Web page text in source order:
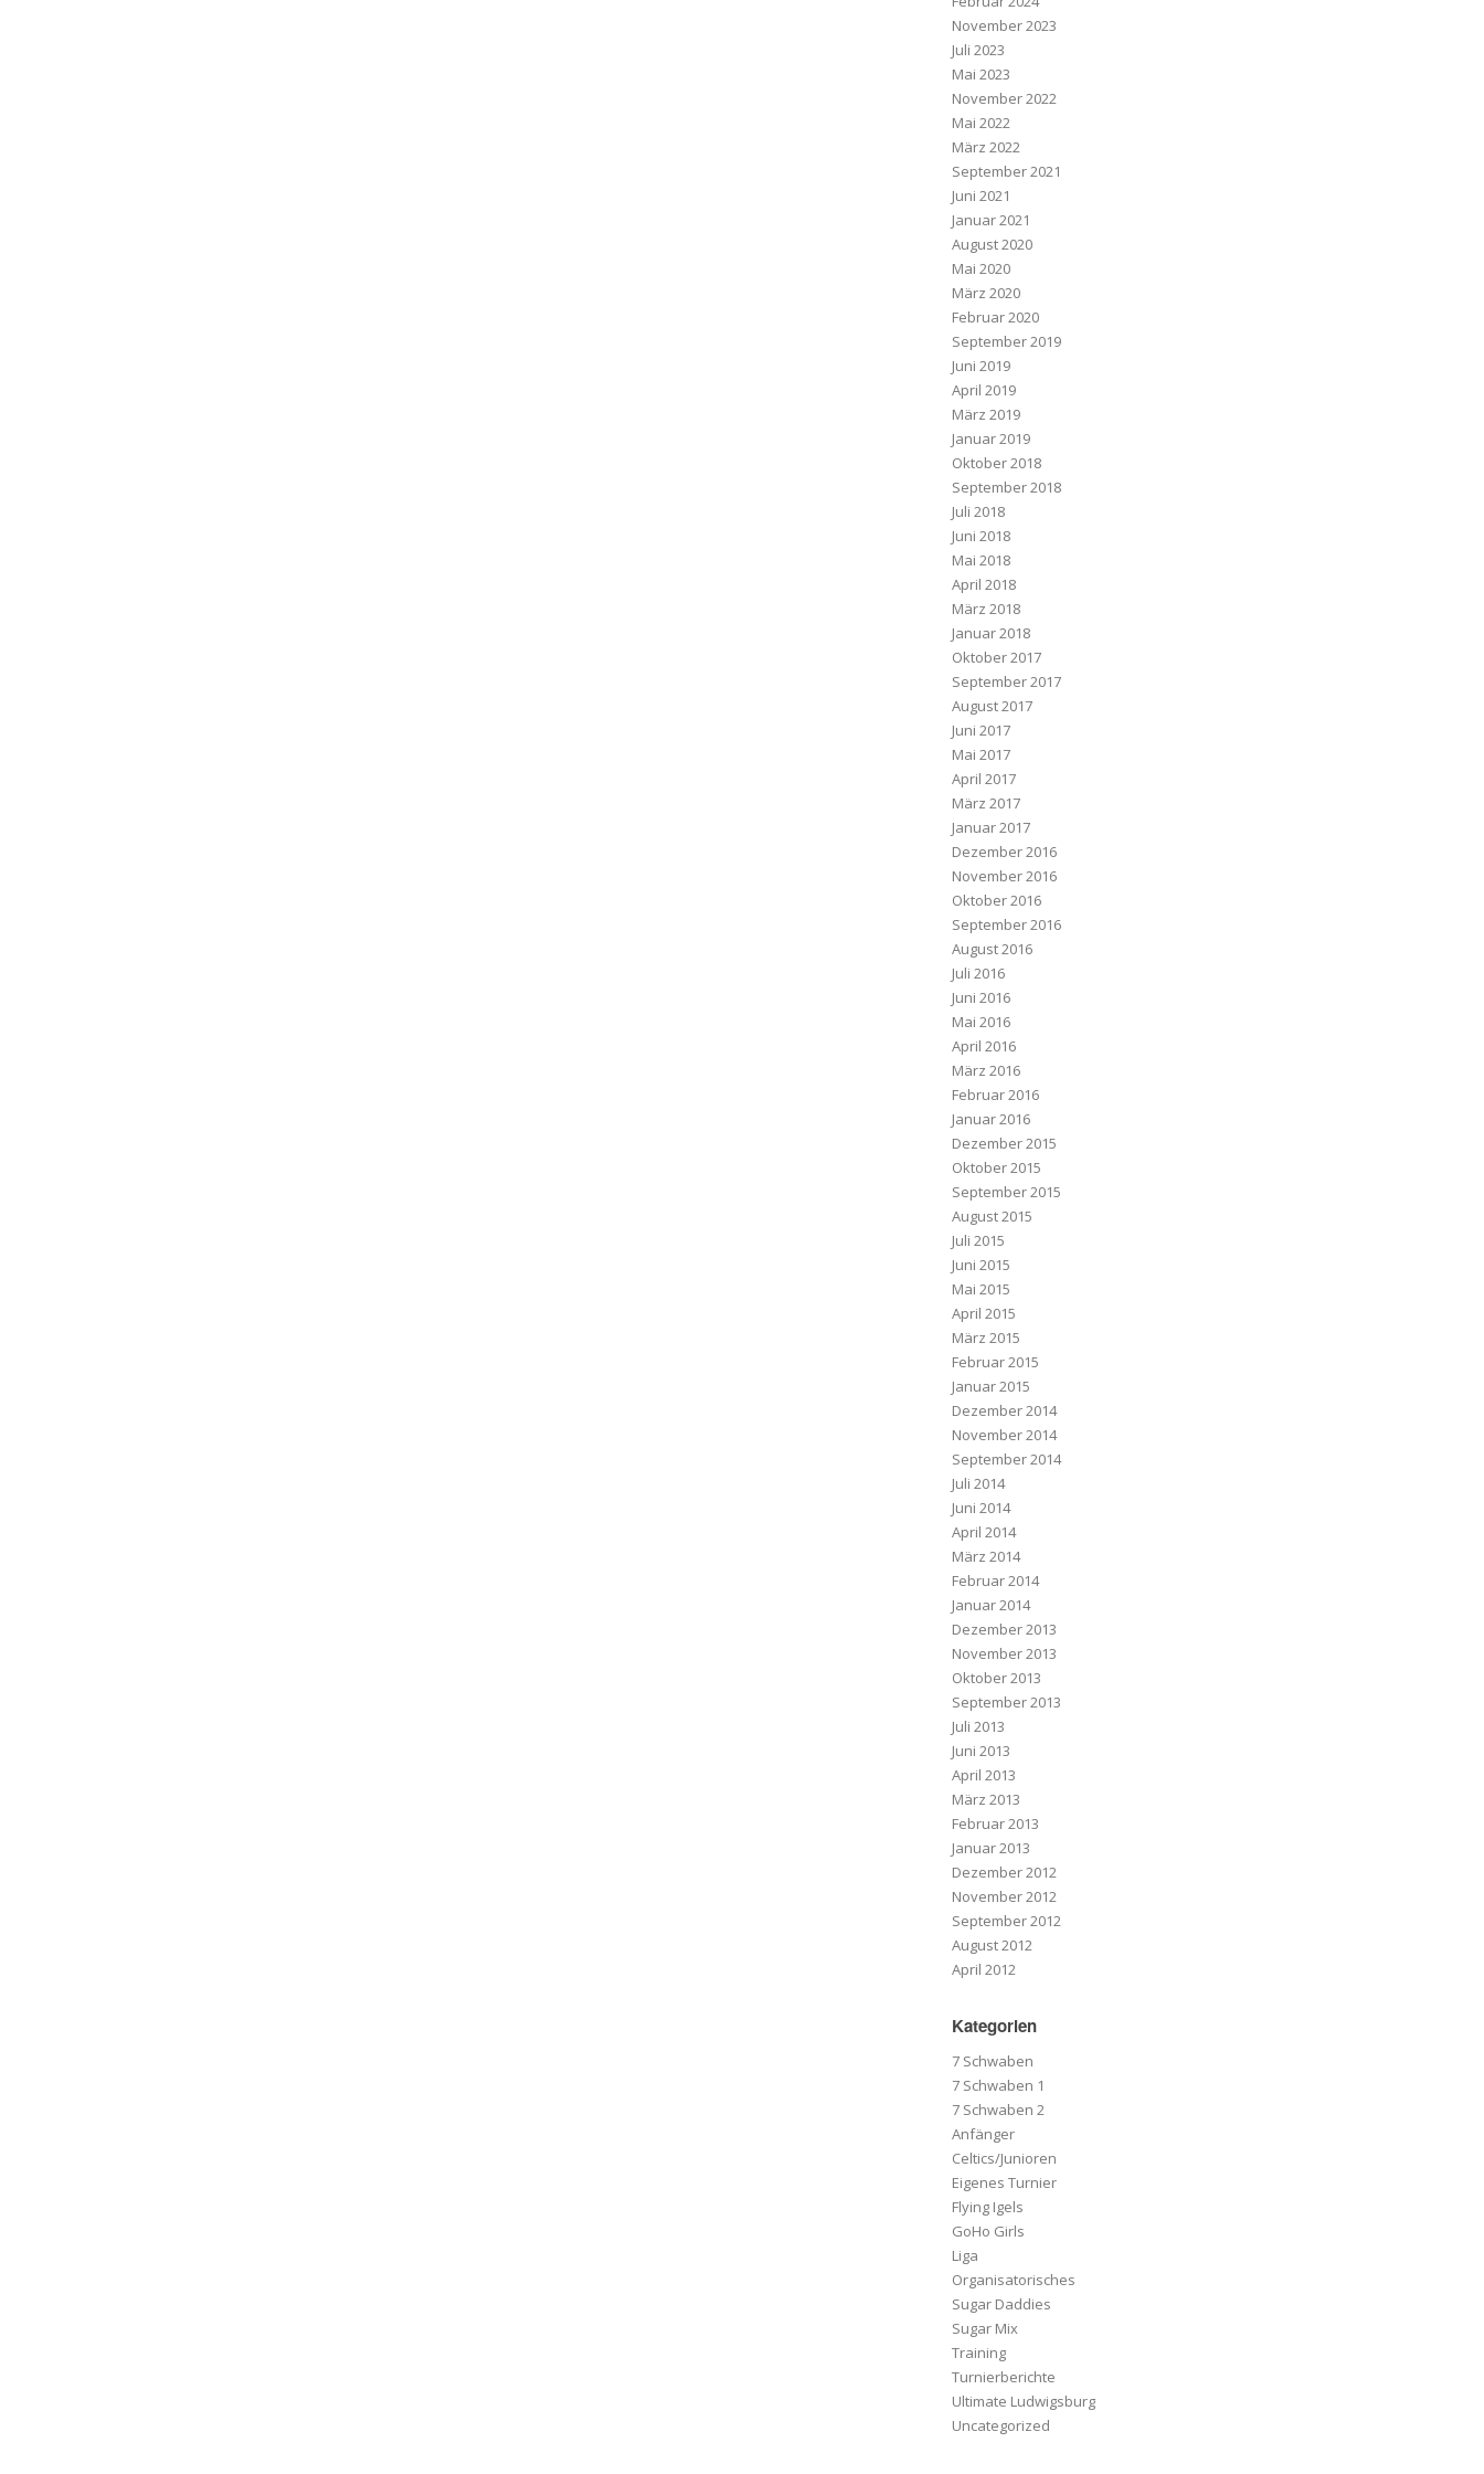
November 2023
Juli 2023
Mai 2023
November 2022
Mai 2022
März 2022
September 2021
Juni 2021
Januar 2021
August 2020
Mai 2020
März 2020
Februar 2020
September 2019
Juni 2019
April 2019
März 2019
Januar 2019
Oktober 2018
September 2018
Juli 2018
Juni 2018
Mai 2018
April 2018
März 2018
Januar 2018
Oktober 2017
September 2017
August 2017
Juni 2017
Mai 2017
April 2017
März 2017
Januar 2017
Dezember 2016
November 2016
Oktober 2016
September 2016
August 2016
Juli 2016
Juni 2016
Mai 2016
April 2016
März 2016
Februar 2016
Januar 2016
Dezember 2015
Oktober 2015
September 2015
August 2015
Juli 2015
Juni 2015
Mai 2015
April 2015
März 2015
Februar 2015
Januar 2015
Dezember 2014
November 2014
September 2014
Juli 2014
Juni 2014
April 2014
März 2014
Februar 2014
Januar 2014
Dezember 2013
November 2013
Oktober 2013
September 2013
Juli 2013
Juni 2013
April 2013
März 2013
Februar 2013
Januar 2013
Dezember 2012
November 2012
September 2012
August 2012
April 2012
Kategorien
7 Schwaben
7 Schwaben 1
7 Schwaben 2
Anfänger
Celtics/Junioren
Eigenes Turnier
Flying Igels
GoHo Girls
Liga
Organisatorisches
Sugar Daddies
Sugar Mix
Training
Turnierberichte
Ultimate Ludwigsburg
Uncategorized